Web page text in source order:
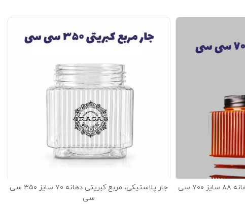
جار پلاستیکی، مربع کبریتی دهانه ۷۰ سایز ۳۵۰ سی
سی
جار پلاستیکی، مربع کبریتی دهانه ۸۸ سایز ۷۰۰ سی